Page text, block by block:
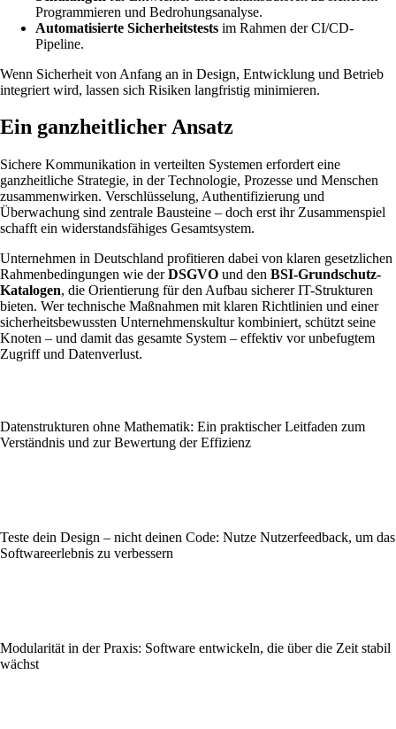
Programmieren und Bedrohungsanalyse.
Automatisierte Sicherheitstests im Rahmen der CI/CD-
Pipeline.
Wenn Sicherheit von Anfang an in Design, Entwicklung und Betrieb
integriert wird, lassen sich Risiken langfristig minimieren.
Ein ganzheitlicher Ansatz
Sichere Kommunikation in verteilten Systemen erfordert eine
ganzheitliche Strategie, in der Technologie, Prozesse und Menschen
zusammenwirken. Verschlüsselung, Authentifizierung und
Überwachung sind zentrale Bausteine – doch erst ihr Zusammenspiel
schafft ein widerstandsfähiges Gesamtsystem.
Unternehmen in Deutschland profitieren dabei von klaren gesetzlichen
Rahmenbedingungen wie derDSGVO und den BSI-Grundschutz-
Katalogen, die Orientierung für den Aufbau sicherer IT-Strukturen
bieten. Wer technische Maßnahmen mit klaren Richtlinien und einer
sicherheitsbewussten Unternehmenskultur kombiniert, schützt seine
Knoten – und damit das gesamte System – effektiv vor unbefugtem
Zugriff und Datenverlust.
Datenstrukturen ohne Mathematik: Ein praktischer Leitfaden zum
Verständnis und zur Bewertung der Effizienz
Teste dein Design – nicht deinen Code: Nutze Nutzerfeedback, um das
Softwareerlebnis zu verbessern
Modularität in der Praxis: Software entwickeln, die über die Zeit stabil
wächst